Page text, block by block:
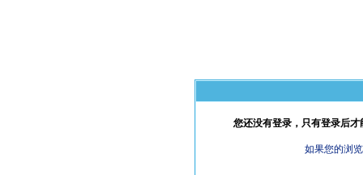
您还没有登录，只有登录后才
如果您的浏